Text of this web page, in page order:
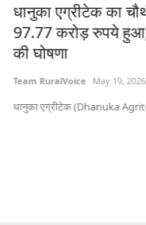
धानुका एग्रीटेक का
97.77 करोड़ रुपये
की घोषणा
Team RuralVoice May 19, 2026
धानुका एग्रीटेक (Dhanuka